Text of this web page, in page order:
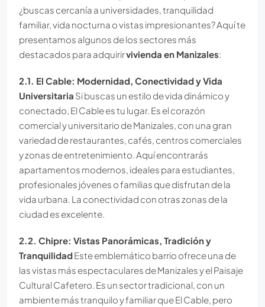
¿buscas cercanía a universidades, tranquilidad
familiar, vida nocturna o vistas impresionantes? Aquí te
presentamos algunos de los sectores más
destacados para adquirirvivienda en Manizales:
2.1. El Cable: Modernidad, Conectividad y Vida
Universitaria Si buscas un estilo de vida dinámico y
conectado, El Cable es tu lugar. Es el corazón
comercial y universitario de Manizales, con una gran
variedad de restaurantes, cafés, centros comerciales
y zonas de entretenimiento. Aquí encontrarás
apartamentos modernos, ideales para estudiantes,
profesionales jóvenes o familias que disfrutan de la
vida urbana. La conectividad con otras zonas de la
ciudad es excelente.
2.2. Chipre: Vistas Panorámicas, Tradición y
TranquilidadEste emblemático barrio ofrece una de
las vistas más espectaculares de Manizales y el Paisaje
Cultural Cafetero. Es un sector tradicional, con un
ambiente más tranquilo y familiar que El Cable, pero